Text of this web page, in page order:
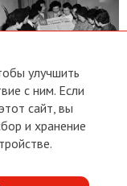
Иванов
Ярослав
Dorais
3
8
улучшить
с ним. Если
сайт, вы
и хранение